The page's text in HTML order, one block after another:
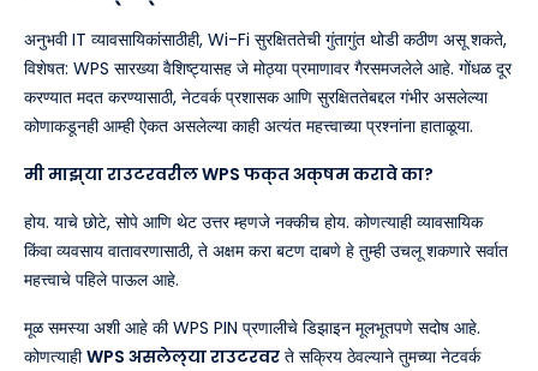
अनुभवी IT व्यावसायिकांसाठीही, Wi-Fi सुरक्षिततेची गुंतागुंत थोडी कठीण असू शकते,
विशेषत: WPS सारख्या वैशिष्ट्यासह जे मोठ्या प्रमाणावर गैरसमजलेले आहे. गोंधळ दूर
करण्यात मदत करण्यासाठी, नेटवर्क प्रशासक आणि सुरक्षिततेबद्दल गंभीर असलेल्या
कोणाकडूनही आम्ही ऐकत असलेल्या काही अत्यंत महत्त्वाच्या प्रश्नांना हाताळूया.
मी माझ्या राउटरवरील WPS फक्त अक्षम करावे का?
होय. याचे छोटे, सोपे आणि थेट उत्तर म्हणजे नक्कीच होय. कोणत्याही व्यावसायिक
किंवा व्यवसाय वातावरणासाठी, ते अक्षम करा बटण दाबणे हे तुम्ही उचलू शकणारे सर्वात
महत्त्वाचे पहिले पाऊल आहे.
मूळ समस्या अशी आहे की WPS PIN प्रणालीचे डिझाइन मूलभूतपणे सदोष आहे.
कोणत्याहीWPS असलेल्या राउटरवर ते सक्रिय ठेवल्याने तुमच्या नेटवर्क